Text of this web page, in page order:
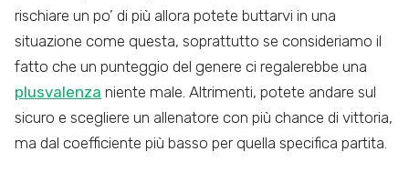
rischiare un po’ di più allora potete buttarvi in una
situazione come questa, soprattutto se consideriamo il
fatto che un punteggio del genere ci regalerebbe una
plusvalenza niente male. Altrimenti, potete andare sul
sicuro e scegliere un allenatore con più chance di vittoria,
ma dal coefficiente più basso per quella specifica partita.